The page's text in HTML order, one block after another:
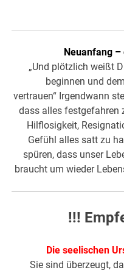
Neuanfang
„Und plötzlich weißt
beginnen und
vertrauen“ Irgendwann
dass alles festgefahren
Hilflosigkeit,
Gefühl alles satt zu
spüren, dass unser
braucht um wieder
!!!
Die seelischen
Sie sind überzeugt,